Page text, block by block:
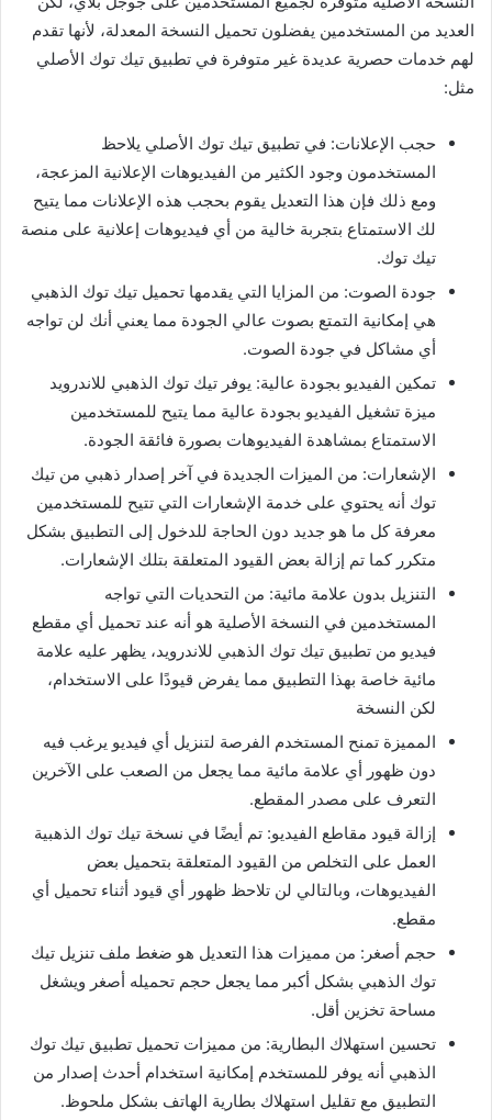
العديد من المستخدمين يفضلون تحميل النسخة المعدلة، لأنها تقدم
لهم خدمات حصرية عديدة غير متوفرة في تطبيق تيك توك الأصلي
مثل:
حجب الإعلانات: في تطبيق تيك توك الأصلي يلاحظ
المستخدمون وجود الكثير من الفيديوهات الإعلانية المزعجة،
ومع ذلك فإن هذا التعديل يقوم بحجب هذه الإعلانات مما يتيح
لك الاستمتاع بتجربة خالية من أي فيديوهات إعلانية على منصة
تيك توك.
جودة الصوت: من المزايا التي يقدمها تحميل تيك توك الذهبي
هي إمكانية التمتع بصوت عالي الجودة مما يعني أنك لن تواجه
أي مشاكل في جودة الصوت.
تمكين الفيديو بجودة عالية: يوفر تيك توك الذهبي للاندرويد
ميزة تشغيل الفيديو بجودة عالية مما يتيح للمستخدمين
الاستمتاع بمشاهدة الفيديوهات بصورة فائقة الجودة.
الإشعارات: من الميزات الجديدة في آخر إصدار ذهبي من تيك
توك أنه يحتوي على خدمة الإشعارات التي تتيح للمستخدمين
معرفة كل ما هو جديد دون الحاجة للدخول إلى التطبيق بشكل
متكرر كما تم إزالة بعض القيود المتعلقة بتلك الإشعارات.
التنزيل بدون علامة مائية: من التحديات التي تواجه
المستخدمين في النسخة الأصلية هو أنه عند تحميل أي مقطع
فيديو من تطبيق تيك توك الذهبي للاندرويد، يظهر عليه علامة
مائية خاصة بهذا التطبيق مما يفرض قيودًا على الاستخدام،
لكن النسخة
المميزة تمنح المستخدم الفرصة لتنزيل أي فيديو يرغب فيه
دون ظهور أي علامة مائية مما يجعل من الصعب على الآخرين
التعرف على مصدر المقطع.
إزالة قيود مقاطع الفيديو: تم أيضًا في نسخة تيك توك الذهبية
العمل على التخلص من القيود المتعلقة بتحميل بعض
الفيديوهات، وبالتالي لن تلاحظ ظهور أي قيود أثناء تحميل أي
مقطع.
حجم أصغر: من مميزات هذا التعديل هو ضغط ملف تنزيل تيك
توك الذهبي بشكل أكبر مما يجعل حجم تحميله أصغر ويشغل
مساحة تخزين أقل.
تحسين استهلاك البطارية: من مميزات تحميل تطبيق تيك توك
الذهبي أنه يوفر للمستخدم إمكانية استخدام أحدث إصدار من
التطبيق مع تقليل استهلاك بطارية الهاتف بشكل ملحوظ.